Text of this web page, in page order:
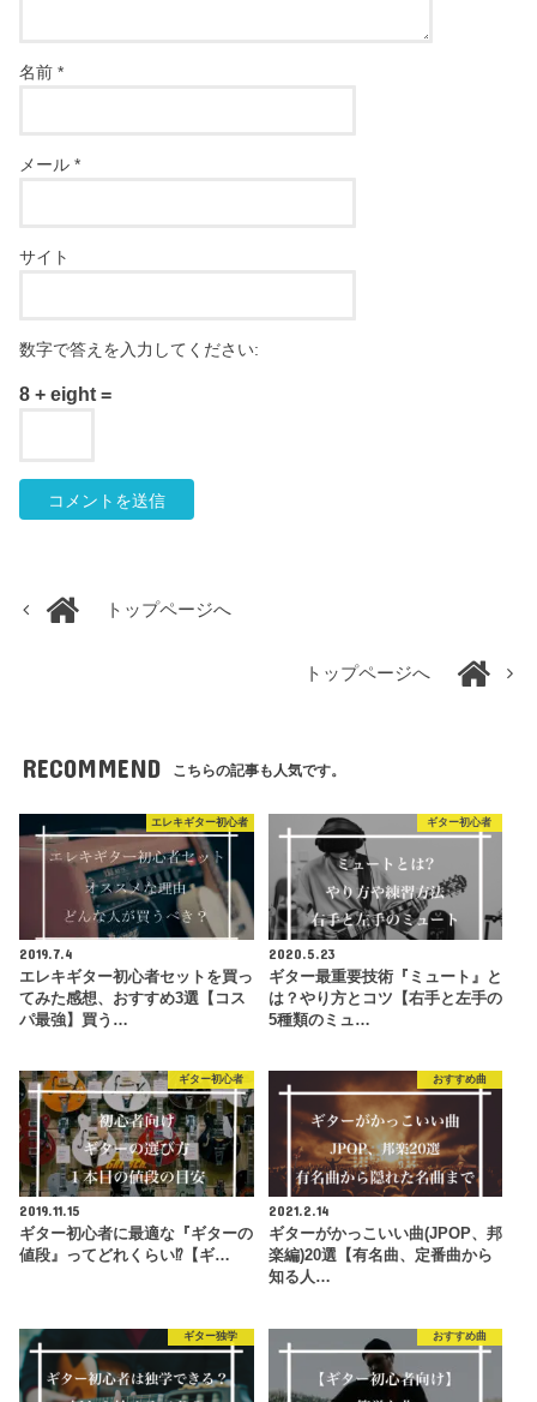
名前*
メール*
サイト
数字で答えを入力してください:
8 + eight =
トップページへ
トップページへ
RECOMMEND こちらの記事も人気です。
エレキギター初心者
2019.7.4
エレキギター初心者セットを買っ
てみた感想、おすすめ3選【コス
パ最強】買う…
ギター初心者
2020.5.23
ギター最重要技術『ミュート』と
は？やり方とコツ【右手と左手の
5種類のミュ…
ギター初心者
2019.11.15
ギター初心者に最適な『ギターの
値段』ってどれくらい⁉︎【ギ…
おすすめ曲
2021.2.14
ギターがかっこいい曲(JPOP、邦
楽編)20選【有名曲、定番曲から
知る人…
ギター独学 おすすめ曲